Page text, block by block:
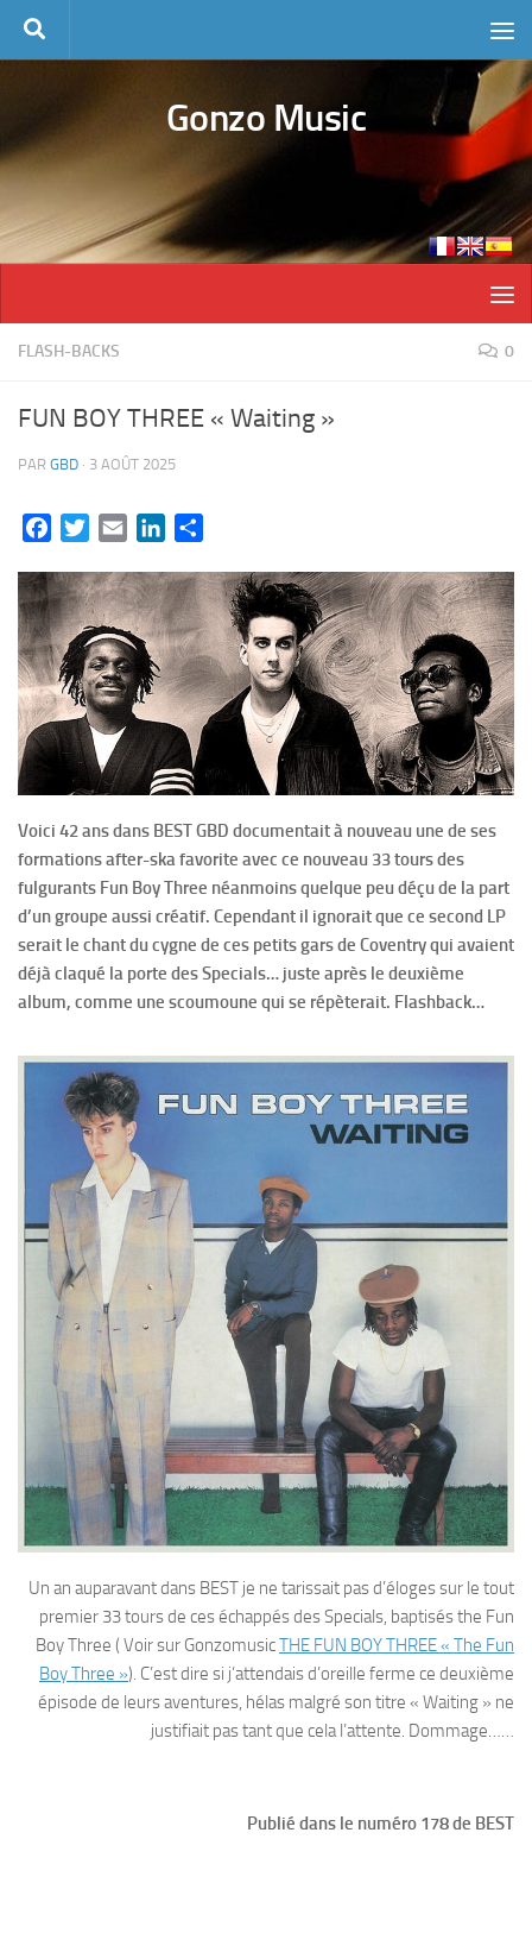
Skip to content
Gonzo Music
FLASH-BACKS 0
FUN BOY THREE « Waiting »
PAR GBD · 3 AOÛT 2025
FacebookTwitterEmail LinkedIn
Voici 42 ans dans BEST GBD documentait à nouveau une de ses
formations after-ska favorite avec ce nouveau 33 tours des
fulgurants Fun Boy Three néanmoins quelque peu déçu de la part
d’un groupe aussi créatif. Cependant il ignorait que ce second LP
serait le chant du cygne de ces petits gars de Coventry qui avaient
déjà claqué la porte des Specials… juste après le deuxième
album, comme une scoumoune qui se répèterait. Flashback…
Un an auparavant dans BEST je ne tarissait pas d’éloges sur le tout
premier 33 tours de ces échappés des Specials, baptisés the Fun
Boy Three ( Voir sur GonzomusicTHE FUN BOY THREE « The Fun
Boy Three »). C’est dire si j’attendais d’oreille ferme ce deuxième
épisode de leurs aventures, hélas malgré son titre « Waiting » ne
justifiait pas tant que cela l’attente. Dommage……
Publié dans le numéro 178 de BEST